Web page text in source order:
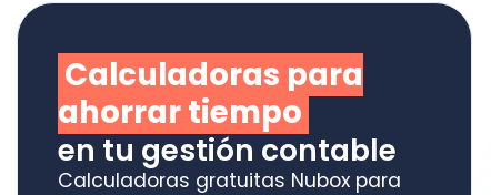
gratuitas Nubox para
cálculos clave de forma
y sin errores.
gratis!